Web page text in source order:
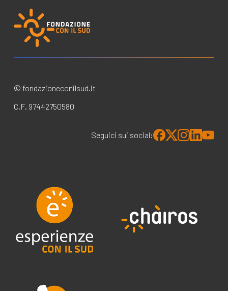
© fondazioneconilsud.it
C.F. 97442750580
Seguici sui social: